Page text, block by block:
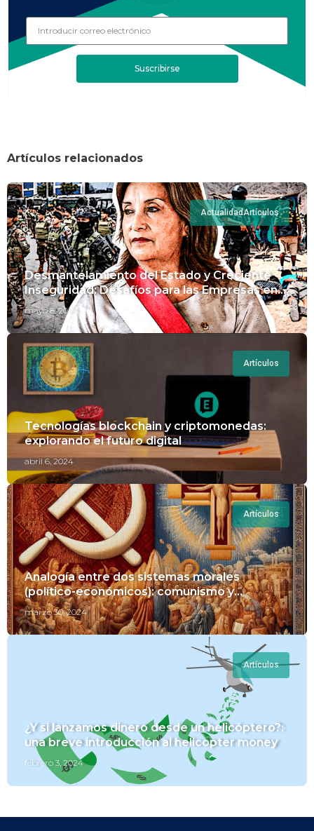
Suscribirse
Artículos relacionados
ActualidadArtículos
Desmantelamiento del Estado y Creciente
Inseguridad: Desafíos para las Empresas en
Perú.
mayo 8, 2024
Artículos
Tecnologías blockchain y criptomonedas:
explorando el futuro digital
abril 6, 2024
Artículos
Analogía entre dos sistemas morales
(político-económicos): comunismo y
cristianismo
marzo 30, 2024
Artículos
¿Y si lanzamos dinero desde un helicóptero?:
una breve introducción al helicopter money
febrero 3, 2024